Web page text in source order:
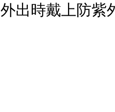
外出時戴上防紫